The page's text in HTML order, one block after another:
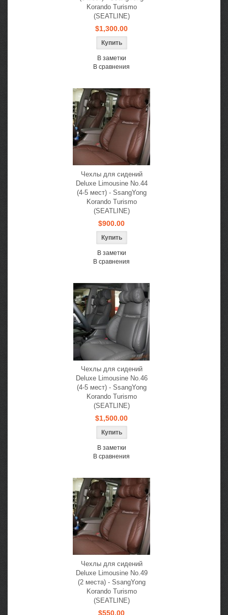
Korando Turismo
(SEATLINE)
$1,300.00
В заметки
В сравнения
Чехлы для сидений
Deluxe Limousine No.44
(4-5 мест) - SsangYong
Korando Turismo
(SEATLINE)
$900.00
В заметки
В сравнения
Чехлы для сидений
Deluxe Limousine No.46
(4-5 мест) - SsangYong
Korando Turismo
(SEATLINE)
$1,500.00
В заметки
В сравнения
Чехлы для сидений
Deluxe Limousine No.49
(2 места) - SsangYong
Korando Turismo
(SEATLINE)
$550.00